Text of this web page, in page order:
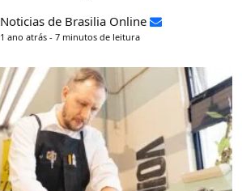
Noticias de Brasilia Online
1 ano atrás - 7 minutos de leitura